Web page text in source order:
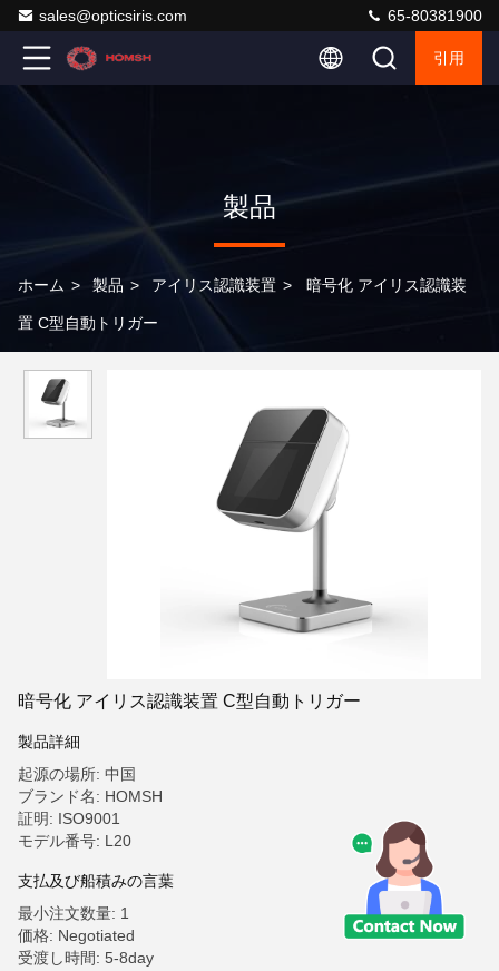
sales@opticsiris.com 65-80381900
引用
製品
ホーム > 製品 > アイリス認識装置 > 暗号化 アイリス認識装
置 C型自動トリガー
暗号化 アイリス認識装置 C型自動トリガー
製品詳細
起源の場所: 中国
ブランド名: HOMSH
証明: ISO9001
モデル番号: L20
支払及び船積みの言葉
最小注文数量: 1
価格: Negotiated
受渡し時間: 5-8day